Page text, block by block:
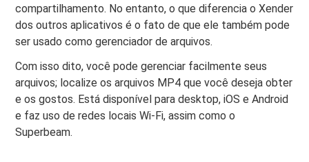
compartilhamento. No entanto, o que diferencia o Xender
dos outros aplicativos é o fato de que ele também pode
ser usado como gerenciador de arquivos.
Com isso dito, você pode gerenciar facilmente seus
arquivos; localize os arquivos MP4 que você deseja obter
e os gostos. Está disponível para desktop, iOS e Android
e faz uso de redes locais Wi-Fi, assim como o
Superbeam.